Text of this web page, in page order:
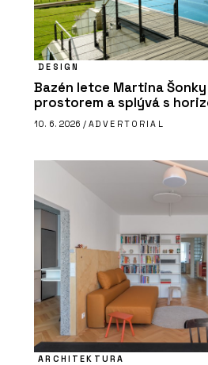
DESIGN
Bazén letce Martina
prostorem a splývá s
10. 6. 2026 / ADVERTORIAL
ARCHITEKTURA